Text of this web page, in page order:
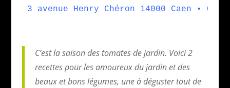
3 avenue Henry Chéron 14000 Caen • 02
C’est la saison des tomates de jardin. Voici 2
recettes pour les amoureux du jardin et des
beaux et bons légumes, une à déguster tout de